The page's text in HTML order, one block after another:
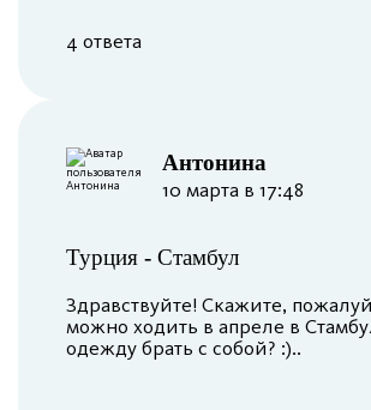
4 ответа
Антонина
10 марта в 17:48
Турция - Стамбул
Здравствуйте! Скажите,
можно ходить в апреле в
одежду брать с собой? :)..